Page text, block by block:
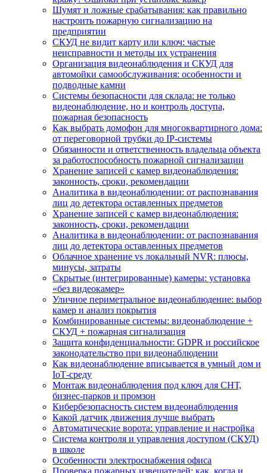
Шумят и ложные срабатывания: как правильно
настроить пожарную сигнализацию на
предприятии
СКУД не видит карту или ключ: частые
неисправности и методы их устранения
Организация видеонаблюдения и СКУД для
автомойки самообслуживания: особенности и
подводные камни
Системы безопасности для склада: не только
видеонаблюдение, но и контроль доступа,
пожарная безопасность
Как выбрать домофон для многоквартирного дома:
от переговорной трубки до IP-системы
Обязанности и ответственность владельца объекта
за работоспособность пожарной сигнализации
Хранение записей с камер видеонаблюдения:
законность, сроки, рекомендации
Аналитика в видеонаблюдении: от распознавания
лиц до детектора оставленных предметов
Хранение записей с камер видеонаблюдения:
законность, сроки, рекомендации
Аналитика в видеонаблюдении: от распознавания
лиц до детектора оставленных предметов
Облачное хранение vs локальный NVR: плюсы,
минусы, затраты
Скрытые (интегрированные) камеры: установка
«без видеокамер»
Уличное периметральное видеонаблюдение: выбор
камер и анализ покрытия
Комбинированные системы: видеонаблюдение +
СКУД + пожарная сигнализация
Защита конфиденциальности: GDPR и российское
законодательство при видеонаблюдении
Как видеонаблюдение вписывается в умный дом и
IoT‑среду
Монтаж видеонаблюдения под ключ для СНТ,
бизнес‑парков и промзон
Кибербезопасность систем видеонаблюдения
Какой датчик движения лучше выбрать
Автоматические ворота: управление и настройка
Система контроля и управления доступом (СКУД)
в школе
Особенности электроснабжения офиса
Проверка пожарных извещателей: как, когда и